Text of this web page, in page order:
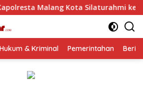
ke PCNU, Perkuat Sinergi Ulama
Hukum & Kriminal Pemerintahan